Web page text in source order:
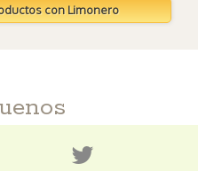
con Limonero